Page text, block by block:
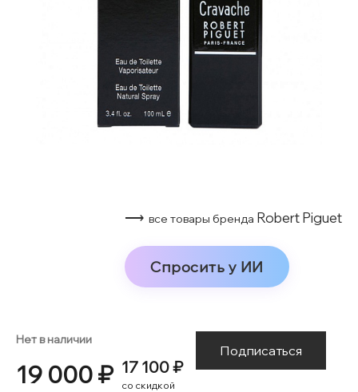
⟶ все товары бренда Robert Piguet
Спросить у ИИ
Нет в наличии
19 000 ₽ 17 100 ₽
со скидкой
Подписаться